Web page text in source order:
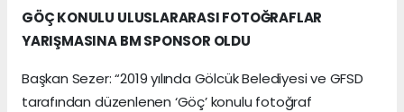
GÖÇ KONULU ULUSLARARASI FOTOĞRAFLAR
YARIŞMASINA BM SPONSOR OLDU
Başkan Sezer: “2019 yılında Gölcük Belediyesi ve GFSD
tarafından düzenlenen ‘Göç’ konulu fotoğraf